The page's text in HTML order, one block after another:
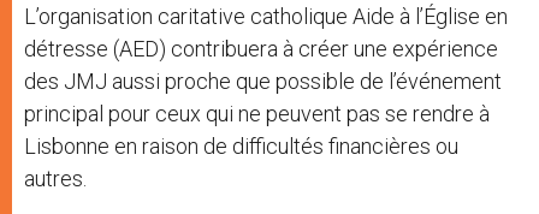
L’organisation caritative catholique Aide à l’Église en
détresse (AED) contribuera à créer une expérience
des JMJ aussi proche que possible de l’événement
principal pour ceux qui ne peuvent pas se rendre à
Lisbonne en raison de difficultés financières ou
autres.